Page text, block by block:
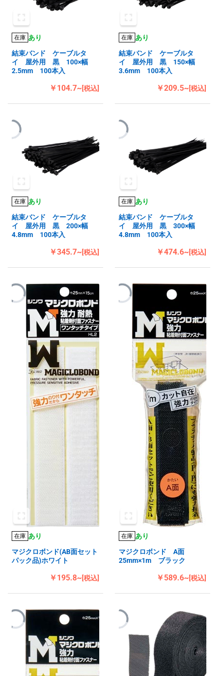
在庫 あり
結束バンド ケーブルタ
イ 屋外用 黒 100×幅
2.5mm 100本入
￥104.7~[税込]
在庫 あり
結束バンド ケーブルタ
イ 屋外用 黒 150×幅
3.6mm 100本入
￥209.5~[税込]
在庫 あり
結束バンド ケーブルタ
イ 屋外用 黒 200×幅
4.8mm 100本入
￥345.7~[税込]
在庫 あり
結束バンド ケーブルタ
イ 屋外用 黒 300×幅
4.8mm 100本入
￥474.6~[税込]
在庫 あり
マジクロボンド(AB面セット
パック品)ホワイト
￥195.8~[税込]
在庫 あり
マジクロボンド A面
25mm×1m ブラック
￥589.6~[税込]